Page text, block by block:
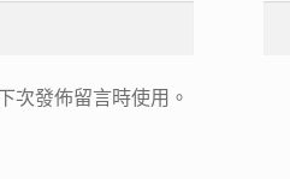
次發佈留言時使用。